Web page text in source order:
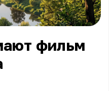
фильм